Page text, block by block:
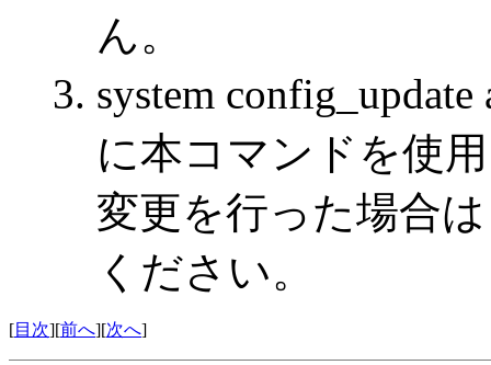
ん。
system
に本コマンドを使
変更を行った場合
ください。
[目次][前へ][次へ]